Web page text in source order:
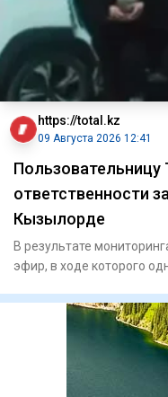
https://total.kz
09 Августа 2026 12:41
Пользовательницу
ответственности
Кызылорде
В результате
эфир, в ходе которого